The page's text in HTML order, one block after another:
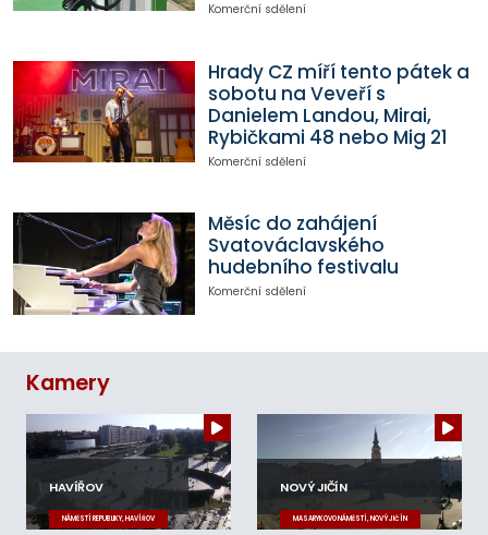
Komerční sdělení
Hrady CZ míří tento pátek a
sobotu na Veveří s
Danielem Landou, Mirai,
Rybičkami 48 nebo Mig 21
Komerční sdělení
Měsíc do zahájení
Svatováclavského
hudebního festivalu
Komerční sdělení
Kamery
HAVÍŘOV
NÁMĚSTÍ REPUBLIKY, HAVÍŘOV
NOVÝ JIČÍN
MASARYKOVO NÁMĚSTÍ, NOVÝ JIČÍN